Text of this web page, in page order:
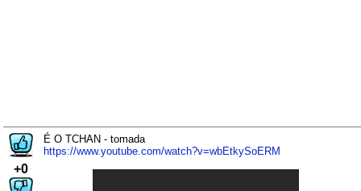
+0
É O TCHAN - tomada
https://www.youtube.com/watch?v=wbEtkySoERM